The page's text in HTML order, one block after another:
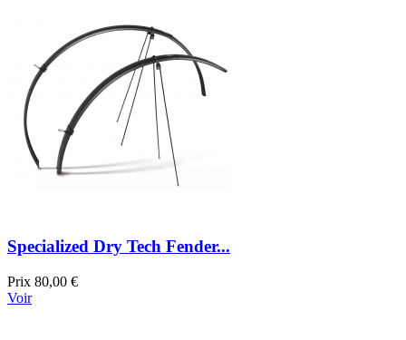
Specialized Dry Tech Fender...
Prix 80,00 €
Voir